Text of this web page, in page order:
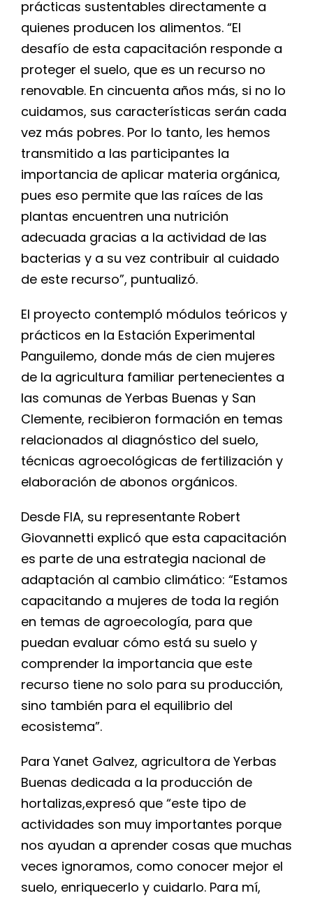
prácticas sustentables directamente a
quienes producen los alimentos. “El
desafío de esta capacitación responde a
proteger el suelo, que es un recurso no
renovable. En cincuenta años más, si no lo
cuidamos, sus características serán cada
vez más pobres. Por lo tanto, les hemos
transmitido a las participantes la
importancia de aplicar materia orgánica,
pues eso permite que las raíces de las
plantas encuentren una nutrición
adecuada gracias a la actividad de las
bacterias y a su vez contribuir al cuidado
de este recurso”, puntualizó.
El proyecto contempló módulos teóricos y
prácticos en la Estación Experimental
Panguilemo, donde más de cien mujeres
de la agricultura familiar pertenecientes a
las comunas de Yerbas Buenas y San
Clemente, recibieron formación en temas
relacionados al diagnóstico del suelo,
técnicas agroecológicas de fertilización y
elaboración de abonos orgánicos.
Desde FIA, su representante Robert
Giovannetti explicó que esta capacitación
es parte de una estrategia nacional de
adaptación al cambio climático: “Estamos
capacitando a mujeres de toda la región
en temas de agroecología, para que
puedan evaluar cómo está su suelo y
comprender la importancia que este
recurso tiene no solo para su producción,
sino también para el equilibrio del
ecosistema”.
Para Yanet Galvez, agricultora de Yerbas
Buenas dedicada a la producción de
hortalizas,expresó que “este tipo de
actividades son muy importantes porque
nos ayudan a aprender cosas que muchas
veces ignoramos, como conocer mejor el
suelo, enriquecerlo y cuidarlo. Para mí,